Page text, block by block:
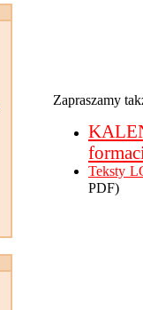
Zapraszamy
Teksty
PDF)